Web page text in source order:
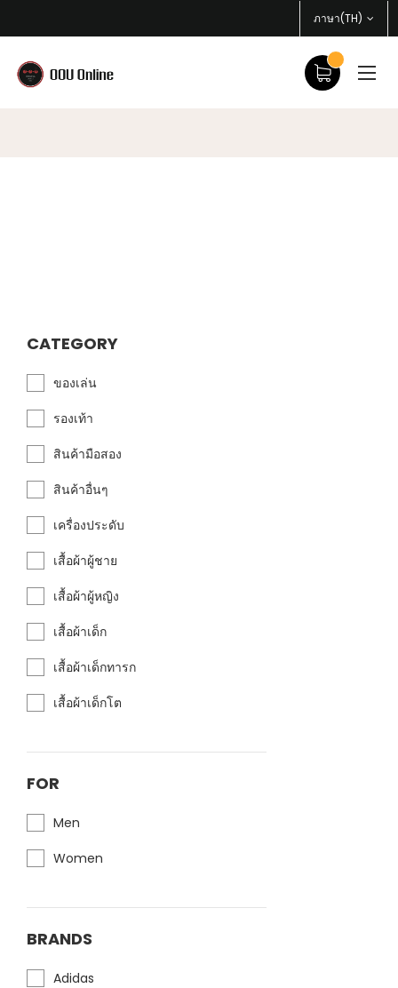
ภาษา(TH)
CATEGORY
ของเล่น
รองเท้า
สินค้ามือสอง
สินค้าอื่นๆ
เครื่องประดับ
เสื้อผ้าผู้ชาย
เสื้อผ้าผู้หญิง
เสื้อผ้าเด็ก
เสื้อผ้าเด็กทารก
เสื้อผ้าเด็กโต
FOR
Men
Women
BRANDS
Adidas